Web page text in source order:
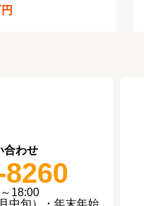
合わせ
18:00
中旬）・年末年始